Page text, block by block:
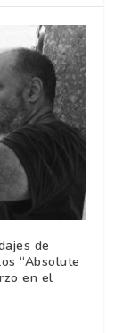
de
“Absolute
en el